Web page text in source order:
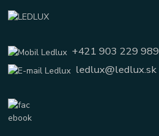
+421 903 229 989
ledlux@ledlux.sk